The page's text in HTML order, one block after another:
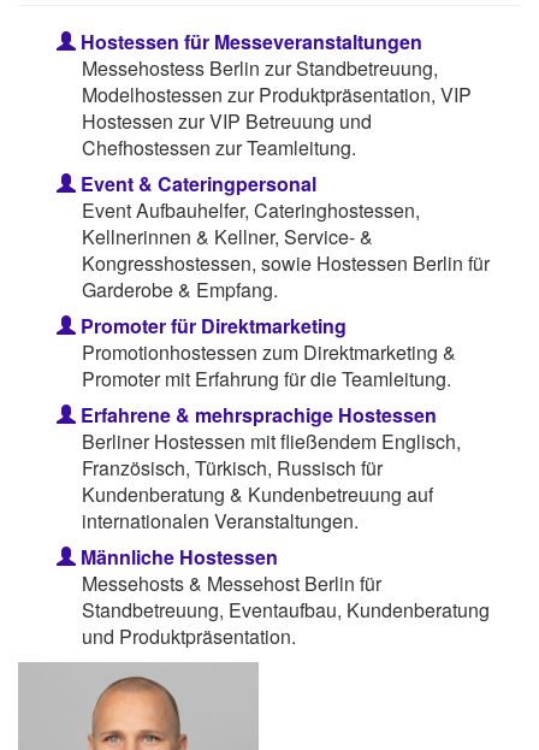
Hostessen für Messeveranstaltungen
Messehostess Berlin zur Standbetreuung,
Modelhostessen zur Produktpräsentation, VIP
Hostessen zur VIP Betreuung und
Chefhostessen zur Teamleitung.
Event & Cateringpersonal
Event Aufbauhelfer, Cateringhostessen,
Kellnerinnen & Kellner, Service- &
Kongresshostessen, sowie Hostessen Berlin für
Garderobe & Empfang.
Promoter für Direktmarketing
Promotionhostessen zum Direktmarketing &
Promoter mit Erfahrung für die Teamleitung.
Erfahrene & mehrsprachige Hostessen
Berliner Hostessen mit fließendem Englisch,
Französisch, Türkisch, Russisch für
Kundenberatung & Kundenbetreuung auf
internationalen Veranstaltungen.
Männliche Hostessen
Messehosts & Messehost Berlin für
Standbetreuung, Eventaufbau, Kundenberatung
und Produktpräsentation.